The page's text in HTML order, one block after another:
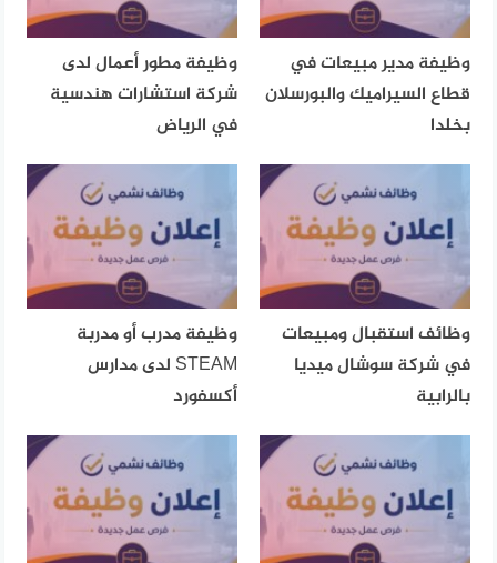
وظيفة مدير مبيعات في
قطاع السيراميك والبورسلان
بخلدا
وظيفة مطور أعمال لدى
شركة استشارات هندسية
في الرياض
وظائف استقبال ومبيعات
في شركة سوشال ميديا
بالرابية
وظيفة مدرب أو مدربة
STEAM لدى مدارس
أكسفورد